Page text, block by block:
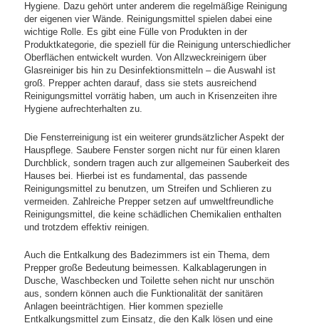
Hygiene. Dazu gehört unter anderem die regelmäßige Reinigung
der eigenen vier Wände. Reinigungsmittel spielen dabei eine
wichtige Rolle. Es gibt eine Fülle von Produkten in der
Produktkategorie, die speziell für die Reinigung unterschiedlicher
Oberflächen entwickelt wurden. Von Allzweckreinigern über
Glasreiniger bis hin zu Desinfektionsmitteln – die Auswahl ist
groß. Prepper achten darauf, dass sie stets ausreichend
Reinigungsmittel vorrätig haben, um auch in Krisenzeiten ihre
Hygiene aufrechterhalten zu.
Die Fensterreinigung ist ein weiterer grundsätzlicher Aspekt der
Hauspflege. Saubere Fenster sorgen nicht nur für einen klaren
Durchblick, sondern tragen auch zur allgemeinen Sauberkeit des
Hauses bei. Hierbei ist es fundamental, das passende
Reinigungsmittel zu benutzen, um Streifen und Schlieren zu
vermeiden. Zahlreiche Prepper setzen auf umweltfreundliche
Reinigungsmittel, die keine schädlichen Chemikalien enthalten
und trotzdem effektiv reinigen.
Auch die Entkalkung des Badezimmers ist ein Thema, dem
Prepper große Bedeutung beimessen. Kalkablagerungen in
Dusche, Waschbecken und Toilette sehen nicht nur unschön
aus, sondern können auch die Funktionalität der sanitären
Anlagen beeinträchtigen. Hier kommen spezielle
Entkalkungsmittel zum Einsatz, die den Kalk lösen und eine